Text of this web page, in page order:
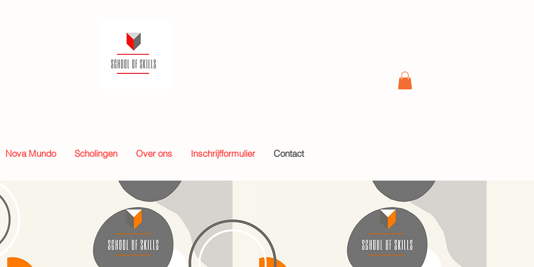
Nova Mundo Scholingen Over ons Inschrijfformulier Contact